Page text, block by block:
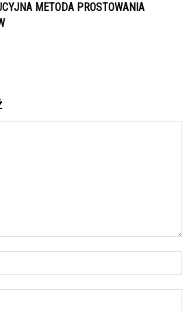
METODA PROSTOWANIA